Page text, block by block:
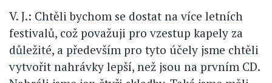
V. J.: Chtěli bychom se dostat na více letních
festivalů, což považuji pro vzestup kapely za
důležité, a především pro tyto účely jsme chtěli
vytvořit nahrávky lepší, než jsou na prvním CD.